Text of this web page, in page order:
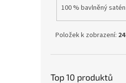
100 % bavlněný satén
Položek k zobrazení: 24
Top 10 produktů